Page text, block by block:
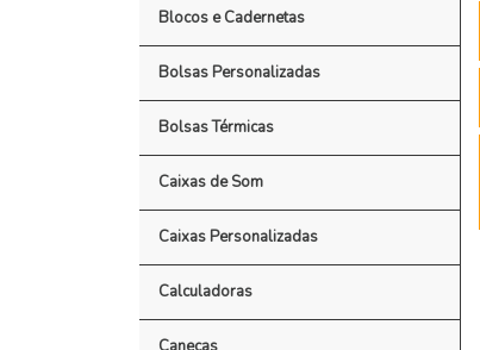
Blocos e Cadernetas
Bolsas Personalizadas
Bolsas Térmicas
Caixas de Som
Caixas Personalizadas
Calculadoras